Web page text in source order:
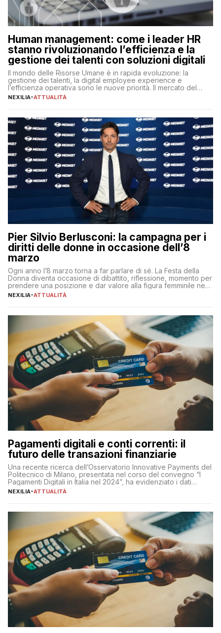
Human management: come i leader HR
stanno rivoluzionando l’efficienza e la
gestione dei talenti con soluzioni digitali
Il mondo delle Risorse Umane è in rapida evoluzione: la
gestione dei talenti, la digital employee experience e
l’efficienza operativa sono le nuove priorità. Il mercato del
lavoro, d’altra parte, è sempre più competitivo con una lotta
NEXILIA-ATTUALITÀ
Pier Silvio Berlusconi: la campagna per i
diritti delle donne in occasione dell’8
marzo
Ogni anno l’8 marzo torna a far parlare di sé. La Festa della
Donna diventa occasione di dibattito, riflessione, momento per
prendere una posizione e dar valore alla figura femminile nella
sua complessità e crucialità. A lanciare un messaggio “forte e
NEXILIA-ATTUALITÀ
Pagamenti digitali e conti correnti: il
futuro delle transazioni finanziarie
Una recente ricerca dell’Osservatorio Innovative Payments del
Politecnico di Milano, presentata nel corso del convegno “I
Pagamenti Digitali in Italia nel 2024”, ha evidenziato i dati
definitivi del primo semestre 2024 relativamente alle
NEXILIA-ATTUALITÀ